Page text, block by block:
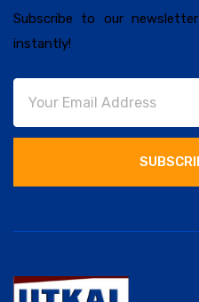
Subscribe to our
instantly!